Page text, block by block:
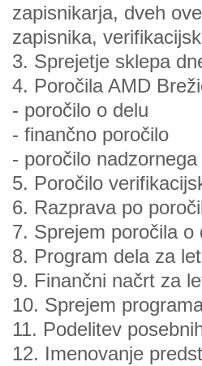
zapisnikarja, dveh
zapisnika,
3. Sprejetje sklepa
4. Poročila AMD
- poročilo o delu
- finančno poročilo
- poročilo
5. Poročilo
6. Razprava po
7. Sprejem poročila o
8. Program dela za
9. Finančni načrt za
10. Sprejem
11. Podelitev
12. Imenovanje